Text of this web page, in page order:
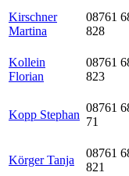
Kirschner
Martina
08761
828
Kollein
Florian
08761
823
Kopp Stephan
08761
71
Körger Tanja
08761
821